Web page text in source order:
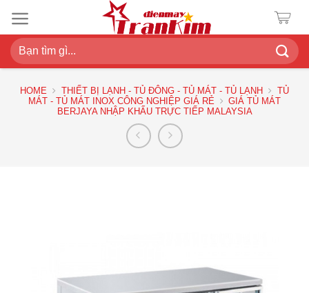
đến
nội
dung
Search
for:
HOME THIẾT BỊ LẠNH - TỦ ĐÔNG - TỦ MÁT - TỦ LẠNH
TỦ
MÁT - TỦ MÁT INOX CÔNG NGHIỆP GIÁ RẺ
GIÁ TỦ MÁT
BERJAYA NHẬP KHẨU TRỰC TIẾP MALAYSIA